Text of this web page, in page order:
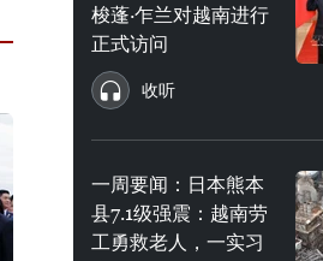
梭蓬·乍兰对越南进行
正式访问
收听
一周要闻：日本熊本
县7.1级强震：越南劳
工勇救老人，一实习